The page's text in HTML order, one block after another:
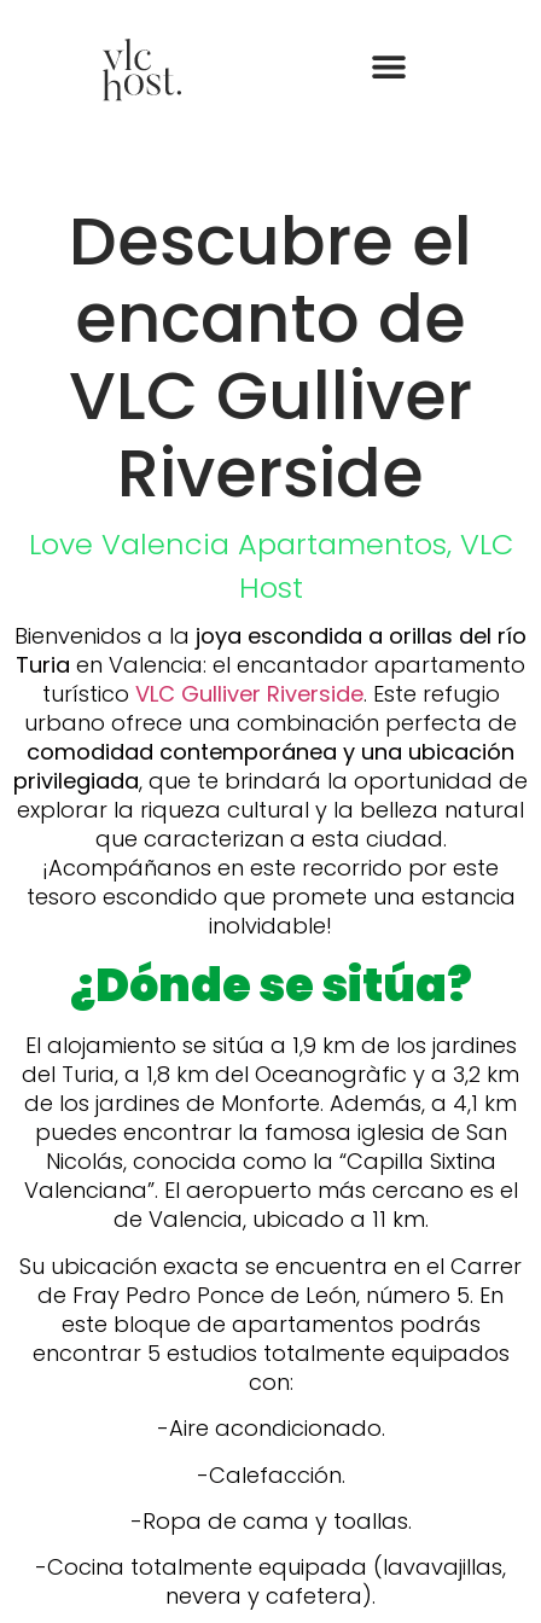
Descubre el
encanto de
VLC Gulliver
Riverside
Love Valencia Apartamentos, VLC
Host
Bienvenidos a la joya escondida a orillas del río
Turia en Valencia: el encantador apartamento
turístico VLC Gulliver Riverside. Este refugio
urbano ofrece una combinación perfecta de
comodidad contemporánea y una ubicación
privilegiada, que te brindará la oportunidad de
explorar la riqueza cultural y la belleza natural
que caracterizan a esta ciudad.
¡Acompáñanos en este recorrido por este
tesoro escondido que promete una estancia
inolvidable!
¿Dónde se sitúa?
El alojamiento se sitúa a 1,9 km de los jardines
del Turia, a 1,8 km del Oceanogràfic y a 3,2 km
de los jardines de Monforte. Además, a 4,1 km
puedes encontrar la famosa iglesia de San
Nicolás, conocida como la “Capilla Sixtina
Valenciana”. El aeropuerto más cercano es el
de Valencia, ubicado a 11 km.
Su ubicación exacta se encuentra en el Carrer
de Fray Pedro Ponce de León, número 5. En
este bloque de apartamentos podrás
encontrar 5 estudios totalmente equipados
con:
-Aire acondicionado.
-Calefacción.
-Ropa de cama y toallas.
-Cocina totalmente equipada (lavavajillas,
nevera y cafetera).